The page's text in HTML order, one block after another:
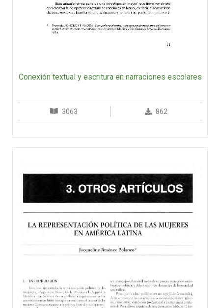
Conexión textual y escritura en narraciones escolares
3063 862